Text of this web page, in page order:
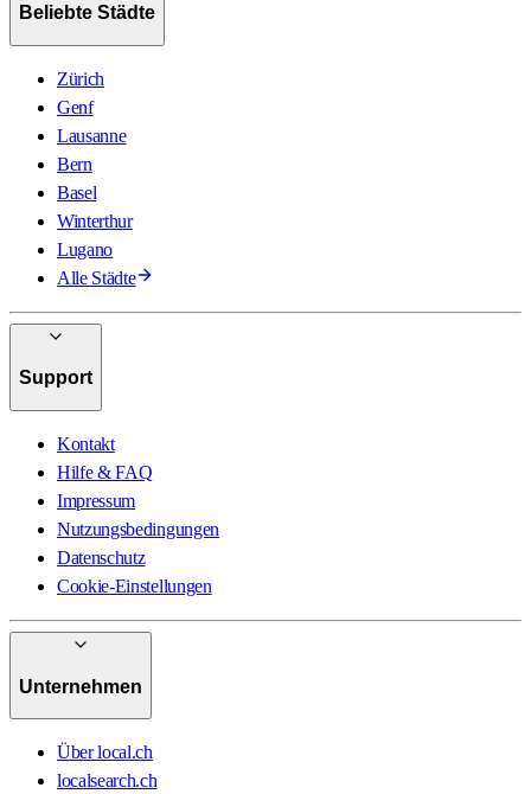
Beliebte Städte
Zürich
Genf
Lausanne
Bern
Basel
Winterthur
Lugano
Alle Städte
Support
Kontakt
Hilfe & FAQ
Impressum
Nutzungsbedingungen
Datenschutz
Cookie-Einstellungen
Unternehmen
Über local.ch
localsearch.ch